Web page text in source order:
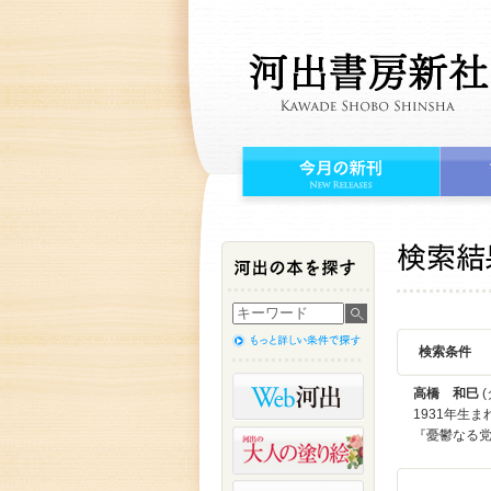
検索条件
高橋 和巳 (
1931年生ま
『憂鬱なる